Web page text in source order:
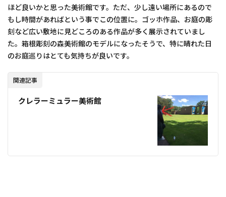
ほど良いかと思った美術館です。ただ、少し遠い場所にあるので
もし時間があればという事でこの位置に。ゴッホ作品、お庭の彫
刻など広い敷地に見どころのある作品が多く展示されていまし
た。箱根彫刻の森美術館のモデルになったそうで、特に晴れた日
のお庭巡りはとても気持ちが良いです。
関連記事
クレラーミュラー美術館